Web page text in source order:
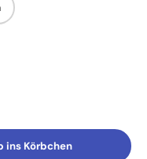
ins Körbchen